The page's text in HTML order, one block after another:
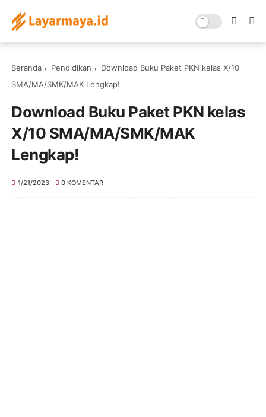
Beranda Pendidikan
Download Buku Paket PKN kelas X/10
SMA/MA/SMK/MAK Lengkap!
Download Buku Paket PKN kelas
X/10 SMA/MA/SMK/MAK
Lengkap!
1/21/2023 0 KOMENTAR